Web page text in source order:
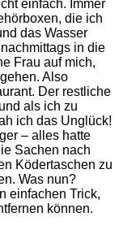
einfach. Immer
die ich
das Wasser
in die
Frau auf mich,
Also
Der restliche
als ich zu
ich das Unglück!
– alles hatte
Sachen nach
Ködertaschen zu
Was nun?
einfachen Trick,
können.